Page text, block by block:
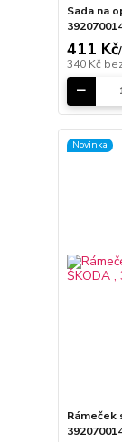
Sada na
411 Kč/
340 Kč
Novinka
Rámeček